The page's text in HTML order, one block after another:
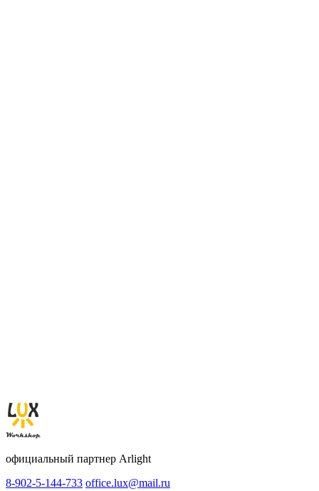
официальный партнер Arlight
8-902-5-144-733 office.lux@mail.ru